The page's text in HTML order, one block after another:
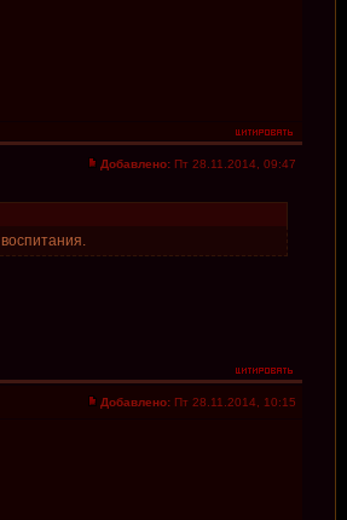
Добавлено: Пт 28.11.2014, 09:47
Добавлено: Пт 28.11.2014, 10:15